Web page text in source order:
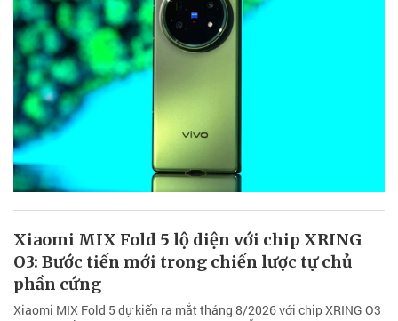
Xiaomi MIX Fold 5 lộ diện với chip XRING
O3: Bước tiến mới trong chiến lược tự chủ
phần cứng
Xiaomi MIX Fold 5 dự kiến ra mắt tháng 8/2026 với chip XRING O3